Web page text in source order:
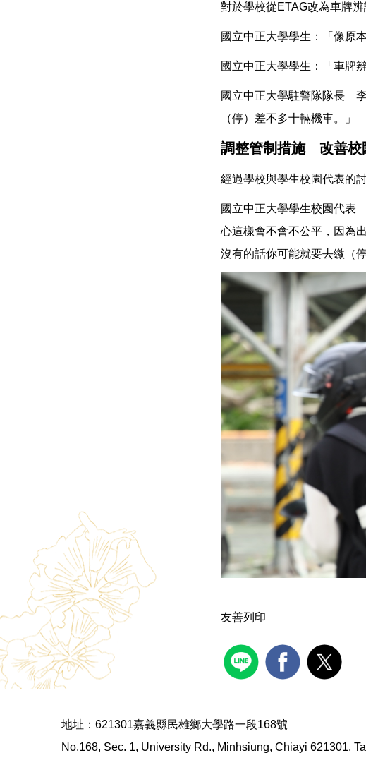
對於學校從ETAG改為車牌
國立中正大學學生：「像原
國立中正大學學生：「車牌
國立中正大學駐警隊隊長
（停）差不多十輛機車。」
調整管制措施 改善校
經過學校與學生校園代表的
國立中正大學學生校園代表
心這樣會不會不公平，因為
沒有的話你可能就要去繳（停
友善列印
地址：621301嘉義縣民雄鄉大學路一段168號
No.168, Sec. 1, University Rd., Minhsiung, Chiayi 621301,